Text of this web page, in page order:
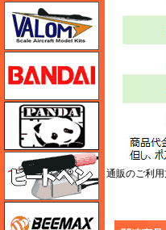
通販のご利用
ヒートペン（